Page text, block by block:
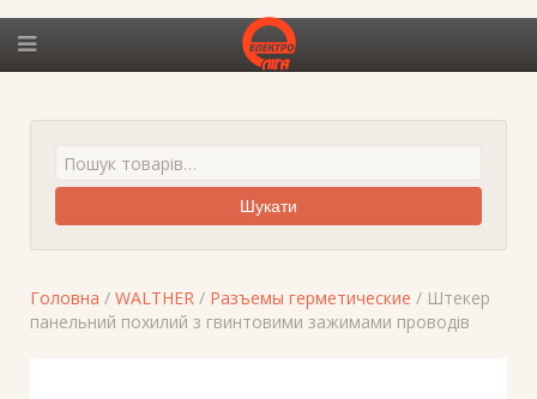
Шукати
Головна / WALTHER / Разъемы герметические / Штекер
панельний похилий з гвинтовими зажимами проводів